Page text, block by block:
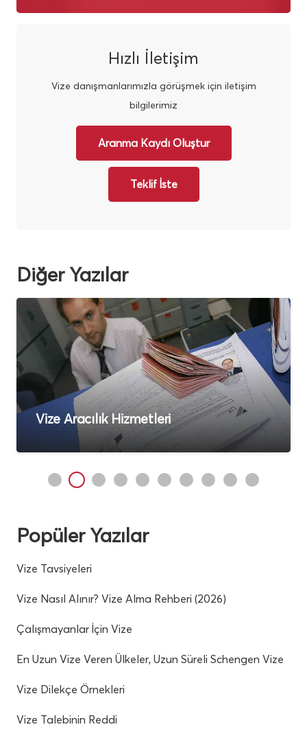
Hızlı İletişim
Vize danışmanlarımızla görüşmek için iletişim
bilgilerimiz
Aranma Kaydı Oluştur
Teklif İste
Diğer Yazılar
Vize Aracılık Hizmetleri
Popüler Yazılar
Vize Tavsiyeleri
Vize Nasıl Alınır? Vize Alma Rehberi (2026)
Çalışmayanlar İçin Vize
En Uzun Vize Veren Ülkeler, Uzun Süreli Schengen Vize
Vize Dilekçe Örnekleri
Vize Talebinin Reddi